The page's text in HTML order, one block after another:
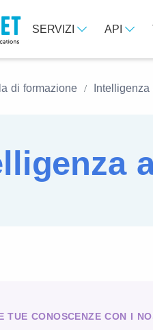
SERVIZI API
di formazione
TUE CONOSCENZE CON I